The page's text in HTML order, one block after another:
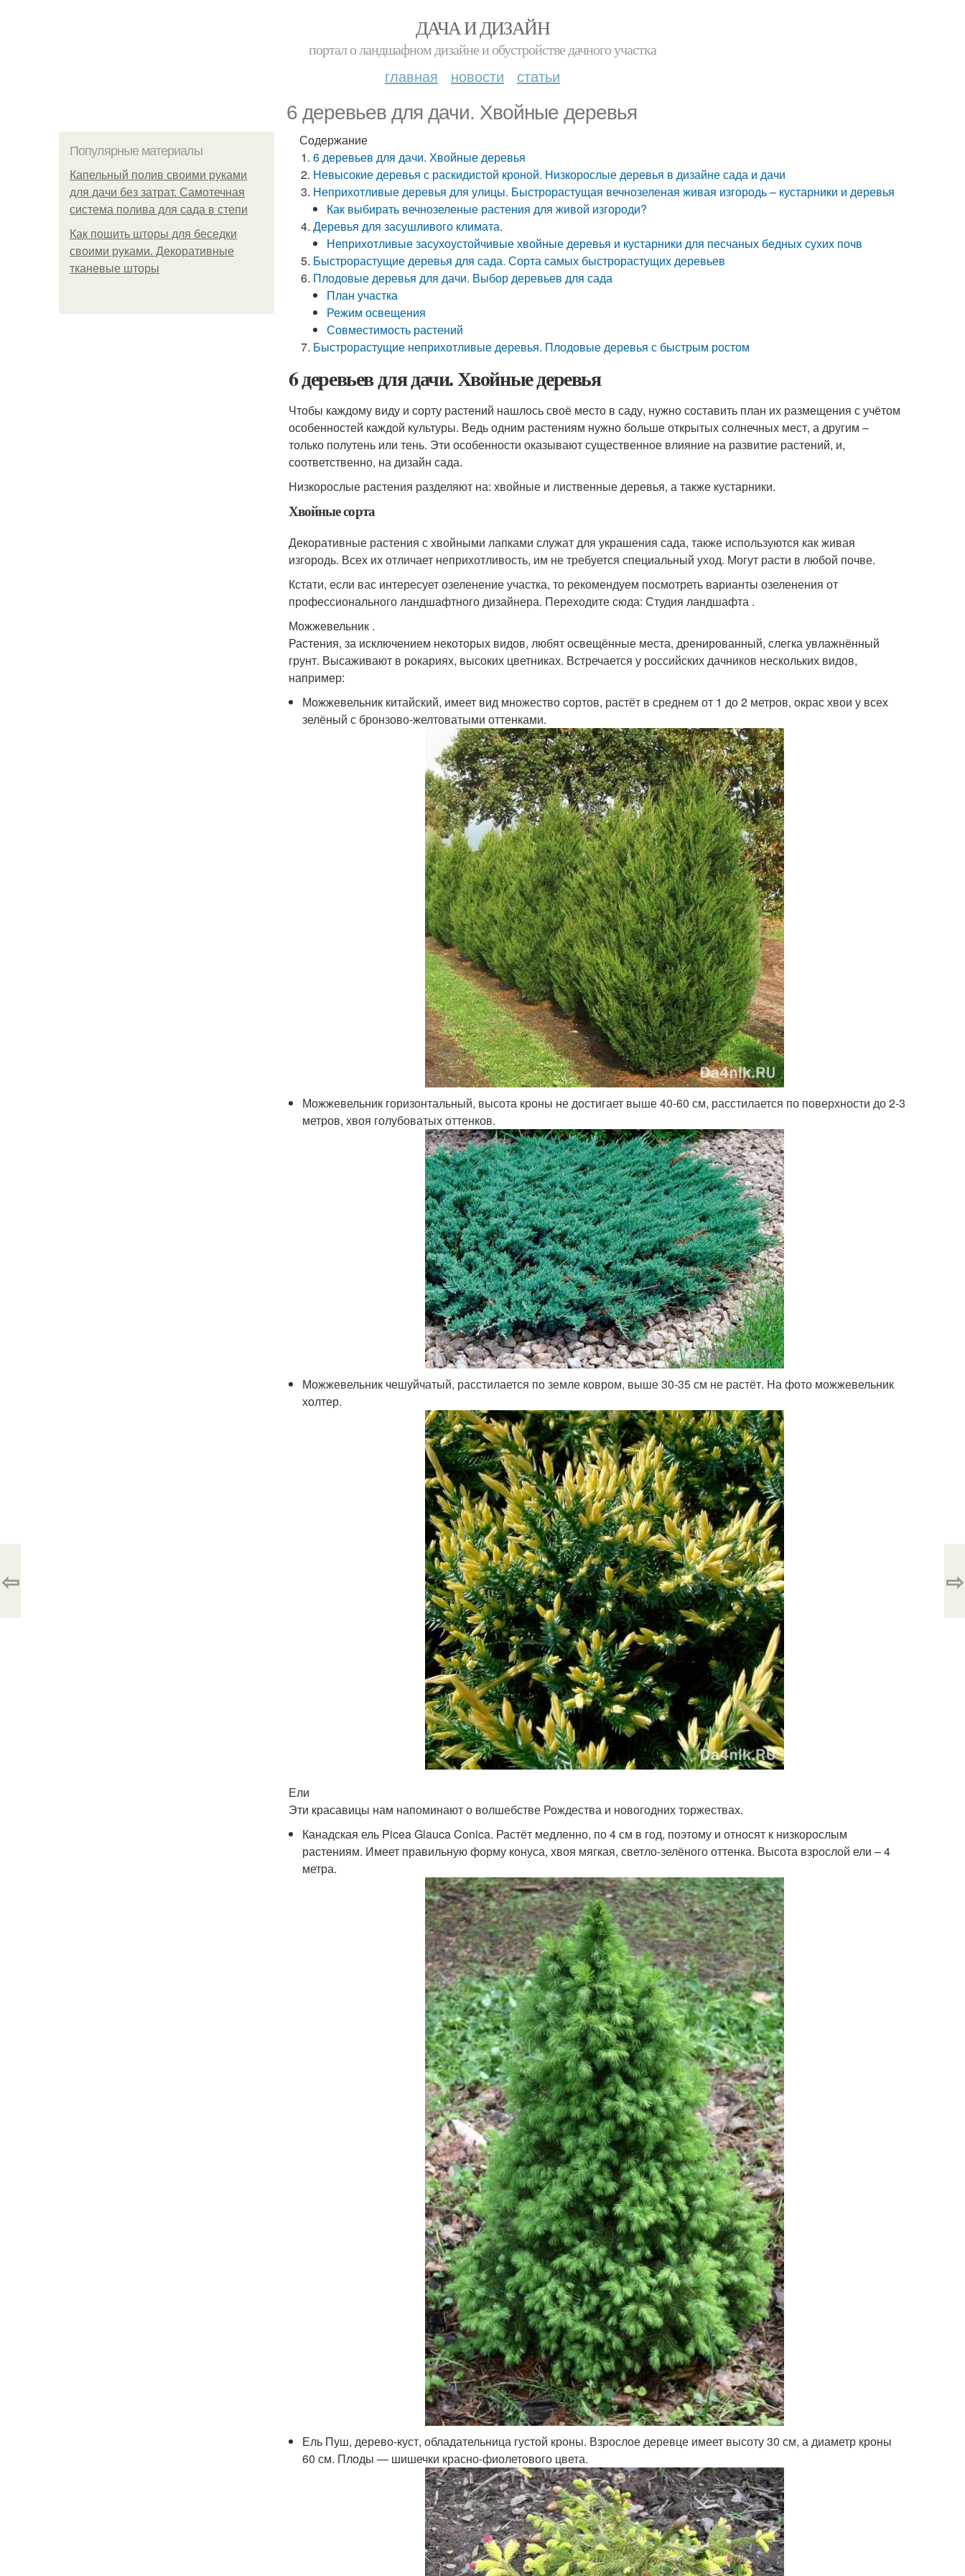
ДАЧА И ДИЗАЙН
портал о ландшафном дизайне и обустройстве дачного участка
главная новости статьи
6 деревьев для дачи. Хвойные деревья
Популярные материалы
Капельный полив своими руками
для дачи без затрат. Самотечная
система полива для сада в степи
Как пошить шторы для беседки
своими руками. Декоративные
тканевые шторы
Содержание
6 деревьев для дачи. Хвойные деревья
Невысокие деревья с раскидистой кроной. Низкорослые деревья в дизайне сада и дачи
Неприхотливые деревья для улицы. Быстрорастущая вечнозеленая живая изгородь – кустарники и деревья
Как выбирать вечнозеленые растения для живой изгороди?
Деревья для засушливого климата.
Неприхотливые засухоустойчивые хвойные деревья и кустарники для песчаных бедных сухих почв
Быстрорастущие деревья для сада. Сорта самых быстрорастущих деревьев
Плодовые деревья для дачи. Выбор деревьев для сада
План участка
Режим освещения
Совместимость растений
Быстрорастущие неприхотливые деревья. Плодовые деревья с быстрым ростом
6 деревьев для дачи. Хвойные деревья
Чтобы каждому виду и сорту растений нашлось своё место в саду, нужно составить план их размещения с учётом
особенностей каждой культуры. Ведь одним растениям нужно больше открытых солнечных мест, а другим –
только полутень или тень. Эти особенности оказывают существенное влияние на развитие растений, и,
соответственно, на дизайн сада.
Низкорослые растения разделяют на: хвойные и лиственные деревья, а также кустарники.
Хвойные сорта
Декоративные растения с хвойными лапками служат для украшения сада, также используются как живая
изгородь. Всех их отличает неприхотливость, им не требуется специальный уход. Могут расти в любой почве.
Кстати, если вас интересует озеленение участка, то рекомендуем посмотреть варианты озеленения от
профессионального ландшафтного дизайнера. Переходите сюда: Студия ландшафта .
Можжевельник .
Растения, за исключением некоторых видов, любят освещённые места, дренированный, слегка увлажнённый
грунт. Высаживают в рокариях, высоких цветниках. Встречается у российских дачников нескольких видов,
например:
Можжевельник китайский, имеет вид множество сортов, растёт в среднем от 1 до 2 метров, окрас хвои у всех
зелёный с бронзово-желтоватыми оттенками.
Можжевельник горизонтальный, высота кроны не достигает выше 40-60 см, расстилается по поверхности до 2-3
метров, хвоя голубоватых оттенков.
Можжевельник чешуйчатый, расстилается по земле ковром, выше 30-35 см не растёт. На фото можжевельник
холтер.
Ели
Эти красавицы нам напоминают о волшебстве Рождества и новогодних торжествах.
Канадская ель Picea Glauca Conica. Растёт медленно, по 4 см в год, поэтому и относят к низкорослым
растениям. Имеет правильную форму конуса, хвоя мягкая, светло-зелёного оттенка. Высота взрослой ели – 4
метра.
Ель Пуш, дерево-куст, обладательница густой кроны. Взрослое деревце имеет высоту 30 см, а диаметр кроны
60 см. Плоды — шишечки красно-фиолетового цвета.
⇦ ⇨